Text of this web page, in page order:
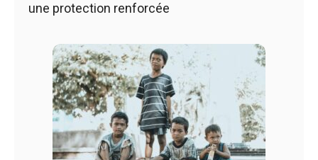
une protection renforcée